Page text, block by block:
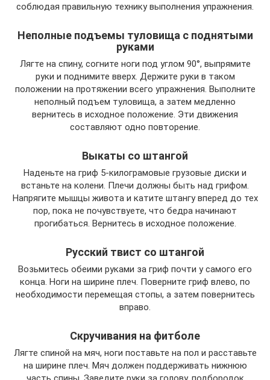
соблюдая правильную технику выполнения упражнения.
Неполные подъемы туловища с поднятыми
руками
Лягте на спину, согните ноги под углом 90°, выпрямите
руки и поднимите вверх. Держите руки в таком
положении на протяжении всего упражнения. Выполните
неполный подъем туловища, а затем медленно
вернитесь в исходное положение. Эти движения
составляют одно повторение.
Выкаты со штангой
Наденьте на гриф 5-килограмовые грузовые диски и
встаньте на колени. Плечи должны быть над грифом.
Напрягите мышцы живота и катите штангу вперед до тех
пор, пока не почувствуете, что бедра начинают
прогибаться. Вернитесь в исходное положение.
Русский твист со штангой
Возьмитесь обеими руками за гриф почти у самого его
конца. Ноги на ширине плеч. Поверните гриф влево, по
необходимости перемещая стопы, а затем повернитесь
вправо.
Скручивания на фитболе
Лягте спиной на мяч, ноги поставьте на пол и расставьте
на ширине плеч. Мяч должен поддерживать нижнюю